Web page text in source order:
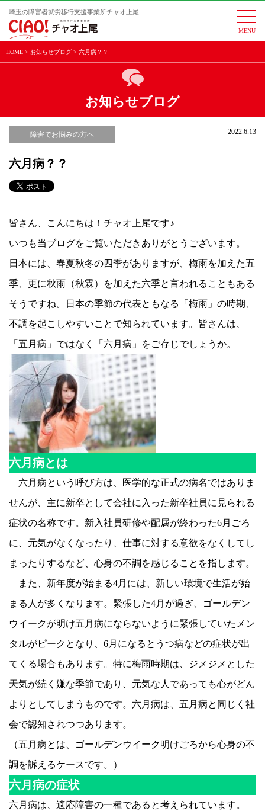
埼玉の障害者就労移行支援事業所チャオ上尾
HOME お知らせブログ 六月病？？
お知らせブログ
障害でお悩みの方へ 2022.6.13
六月病？？
皆さん、こんにちは！チャオ上尾です♪
いつも当ブログをご覧いただきありがとうございます。
日本には、春夏秋冬の四季がありますが、梅雨を加えた五
季、更に秋雨（秋霖）を加えた六季と言われることもある
そうですね。日本の季節の代表ともなる「梅雨」の時期、
不調を起こしやすいことで知られています。皆さんは、
「五月病」ではなく「六月病」をご存じでしょうか。
六月病とは
六月病という呼び方は、医学的な正式の病名ではありま
せんが、主に新卒として会社に入った新卒社員に見られる
症状の名称です。新入社員研修や配属が終わった6月ごろ
に、元気がなくなったり、仕事に対する意欲をなくしてし
まったりするなど、心身の不調を感じることを指します。
また、新年度が始まる4月には、新しい環境で生活が始
まる人が多くなります。緊張した4月が過ぎ、ゴールデン
ウイークが明け五月病にならないように緊張していたメン
タルがピークとなり、6月になるとうつ病などの症状が出
てくる場合もあります。特に梅雨時期は、ジメジメとした
天気が続く嫌な季節であり、元気な人であっても心がどん
よりとしてしまうものです。六月病は、五月病と同じく社
会で認知されつつあります。
（五月病とは、ゴールデンウイーク明けごろから心身の不
調を訴えるケースです。）
六月病の症状
六月病は、適応障害の一種であると考えられています。